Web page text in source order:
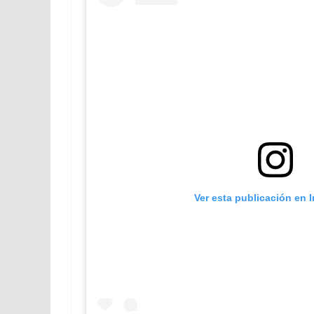
Ver esta publicación en